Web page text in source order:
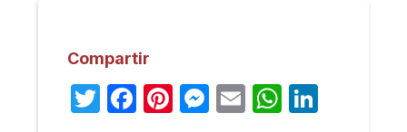
Compartir
Twitter
Facebook
Pinterest
Messenger
Email